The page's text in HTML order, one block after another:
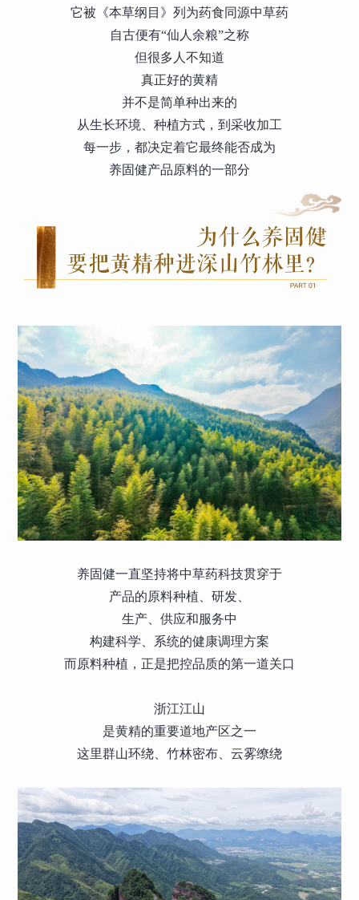
它被《本草纲目》列为药食同源中草药
自古便有“仙人余粮”之称
但很多人不知道
真正好的黄精
并不是简单种出来的
从生长环境、种植方式，到采收加工
每一步，都决定着它最终能否成为
养固健产品原料的一部分
养固健一直坚持将中草药科技贯穿于
产品的原料种植、研发、
生产、供应和服务中
构建科学、系统的健康调理方案
而原料种植，正是把控品质的第一道关口
浙江江山
是黄精的重要道地产区之一
这里群山环绕、竹林密布、云雾缭绕